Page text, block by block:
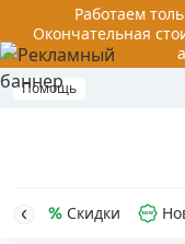
Работаем
Окончательная
Помощь
Скидки